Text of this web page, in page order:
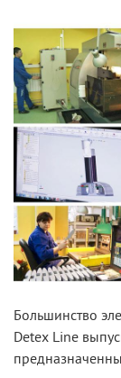
Большинство
Detex Line